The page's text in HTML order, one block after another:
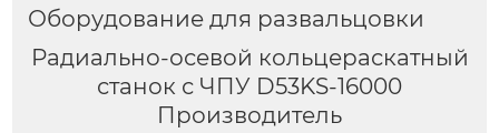
Оборудование для развальцовки
Радиально-осевой кольцераскатный
станок с ЧПУ D53KS-16000
Производитель